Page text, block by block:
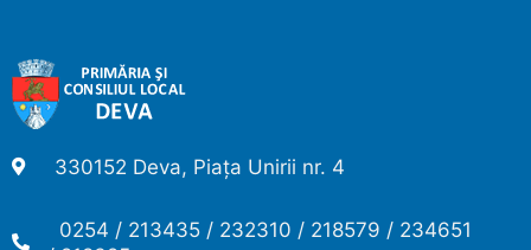
330152 Deva, Piața Unirii nr. 4
0254 / 213435 / 232310 / 218579 / 234651